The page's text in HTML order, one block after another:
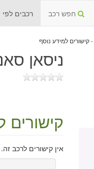
חפש רכב רכבים לפי
ניסאן סאני
קישורים
אין קישורים לרכב